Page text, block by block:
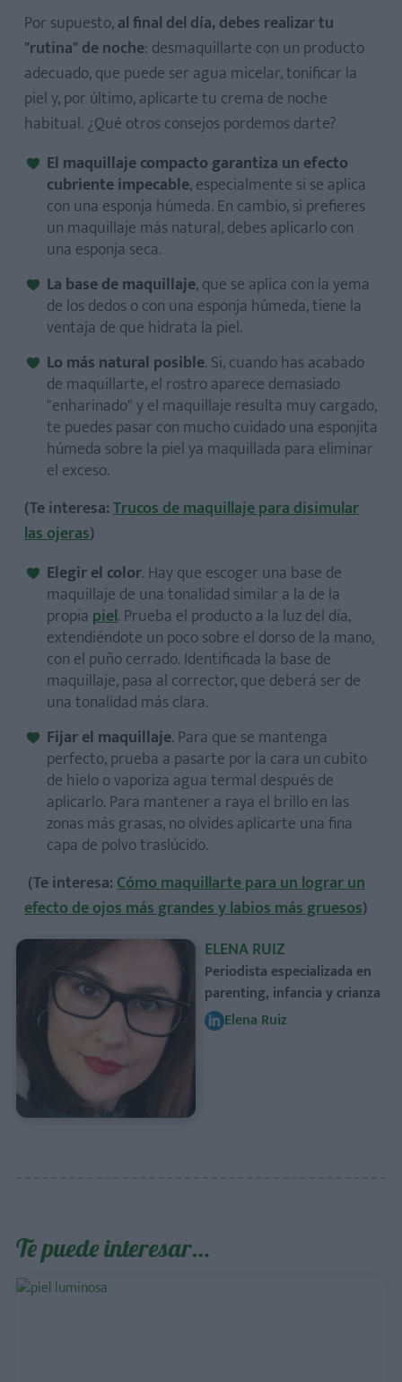
Por supuesto,al final del día, debes realizar tu
"rutina" de noche: desmaquillarte con un producto
adecuado, que puede ser agua micelar, tonificar la
piel y, por último, aplicarte tu crema de noche
habitual. ¿Qué otros consejos pordemos darte?
El maquillaje compacto garantiza un efecto
cubriente impecable, especialmente si se aplica
con una esponja húmeda. En cambio, si prefieres
un maquillaje más natural, debes aplicarlo con
una esponja seca.
La base de maquillaje, que se aplica con la yema
de los dedos o con una esponja húmeda, tiene la
ventaja de que hidrata la piel.
Lo más natural posible. Si, cuando has acabado
de maquillarte, el rostro aparece demasiado
"enharinado" y el maquillaje resulta muy cargado,
te puedes pasar con mucho cuidado una esponjita
húmeda sobre la piel ya maquillada para eliminar
el exceso.
(Te interesa:Trucos de maquillaje para disimular
las ojeras)
Elegir el color. Hay que escoger una base de
maquillaje de una tonalidad similar a la de la
propia piel. Prueba el producto a la luz del día,
extendiéndote un poco sobre el dorso de la mano,
con el puño cerrado. Identificada la base de
maquillaje, pasa al corrector, que deberá ser de
una tonalidad más clara.
Fijar el maquillaje. Para que se mantenga
perfecto, prueba a pasarte por la cara un cubito
de hielo o vaporiza agua termal después de
aplicarlo. Para mantener a raya el brillo en las
zonas más grasas, no olvides aplicarte una fina
capa de polvo traslúcido.
(Te interesa:Cómo maquillarte para un lograr un
efecto de ojos más grandes y labios más gruesos)
ELENA RUIZ
Periodista especializada en
parenting, infancia y crianza
Elena Ruiz
Te puede interesar…